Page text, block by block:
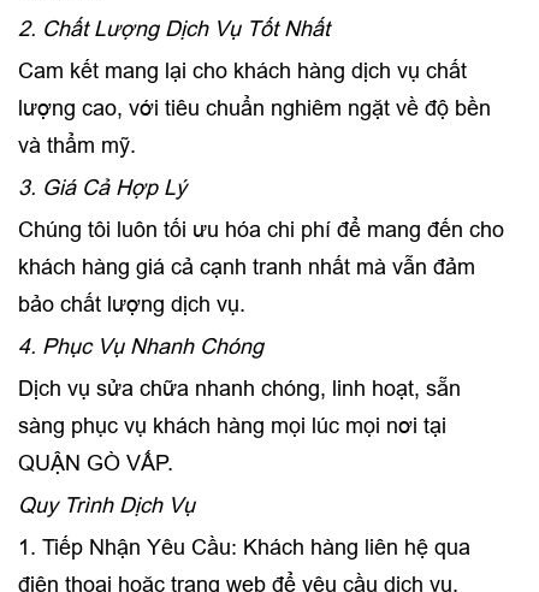
2. Chất Lượng Dịch Vụ Tốt Nhất
Cam kết mang lại cho khách hàng dịch vụ chất
lượng cao, với tiêu chuẩn nghiêm ngặt về độ bền
và thẩm mỹ.
3. Giá Cả Hợp Lý
Chúng tôi luôn tối ưu hóa chi phí để mang đến cho
khách hàng giá cả cạnh tranh nhất mà vẫn đảm
bảo chất lượng dịch vụ.
4. Phục Vụ Nhanh Chóng
Dịch vụ sửa chữa nhanh chóng, linh hoạt, sẵn
sàng phục vụ khách hàng mọi lúc mọi nơi tại
QUẬN GÒ VẤP.
Quy Trình Dịch Vụ
1. Tiếp Nhận Yêu Cầu: Khách hàng liên hệ qua
điện thoại hoặc trang web để yêu cầu dịch vụ.